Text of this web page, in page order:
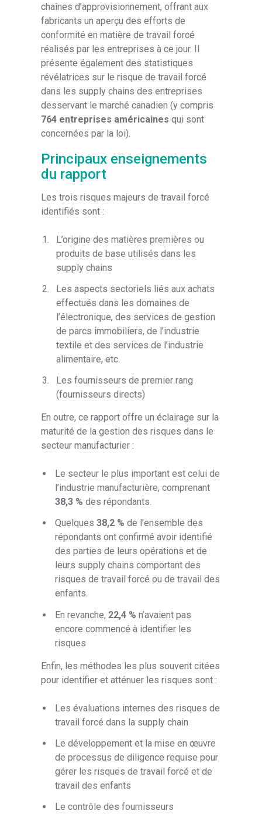
chaînes d’approvisionnement, offrant aux
fabricants un aperçu des efforts de
conformité en matière de travail forcé
réalisés par les entreprises à ce jour. Il
présente également des statistiques
révélatrices sur le risque de travail forcé
dans les supply chains des entreprises
desservant le marché canadien (y compris
764 entreprises américainesqui sont
concernées par la loi).
Principaux enseignements
du rapport
Les trois risques majeurs de travail forcé
identifiés sont :
L’origine des matières premières ou
produits de base utilisés dans les
supply chains
Les aspects sectoriels liés aux achats
effectués dans les domaines de
l’électronique, des services de gestion
de parcs immobiliers, de l’industrie
textile et des services de l’industrie
alimentaire, etc.
Les fournisseurs de premier rang
(fournisseurs directs)
En outre, ce rapport offre un éclairage sur la
maturité de la gestion des risques dans le
secteur manufacturier :
Le secteur le plus important est celui de
l’industrie manufacturière, comprenant
38,3 %des répondants.
Quelques38,2 % de l’ensemble des
répondants ont confirmé avoir identifié
des parties de leurs opérations et de
leurs supply chains comportant des
risques de travail forcé ou de travail des
enfants.
En revanche, 22,4 % n’avaient pas
encore commencé à identifier les
risques
Enfin, les méthodes les plus souvent citées
pour identifier et atténuer les risques sont :
Les évaluations internes des risques de
travail forcé dans la supply chain
Le développement et la mise en œuvre
de processus de diligence requise pour
gérer les risques de travail forcé et de
travail des enfants
Le contrôle des fournisseurs